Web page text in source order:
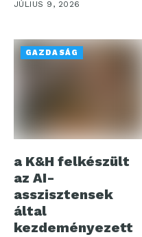
JÚLIUS 9, 2026
GAZDASÁG
a K&H felkészült
az AI-
asszisztensek
által
kezdeményezett